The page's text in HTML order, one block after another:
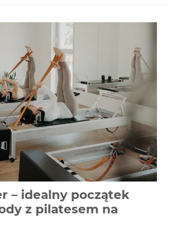
– idealny początek
z pilatesem na